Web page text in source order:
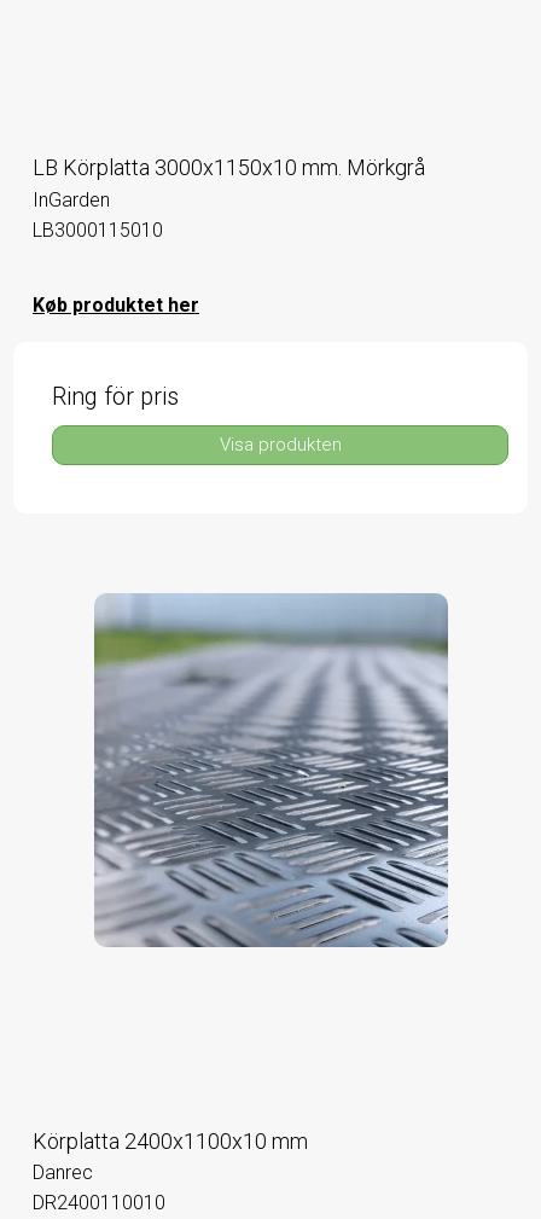
LB Körplatta 3000x1150x10 mm. Mörkgrå
InGarden
LB3000115010
Køb produktet her
Ring för pris
Visa produkten
Körplatta 2400x1100x10 mm
Danrec
DR2400110010